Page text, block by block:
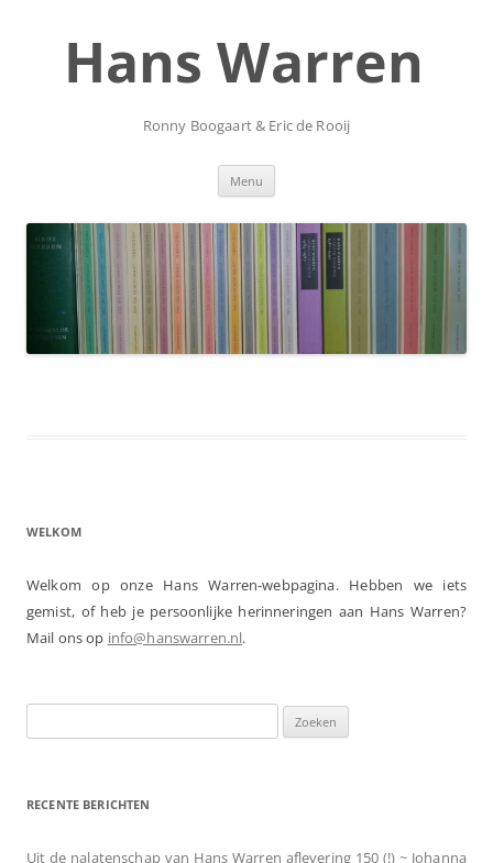
inhoudHans Warren
Ronny Boogaart & Eric de Rooij
Menu
WELKOM
Welkom op onze Hans Warren-webpagina. Hebben we iets
gemist, of heb je persoonlijke herinneringen aan Hans Warren?
Mail ons op info@hanswarren.nl.
naar:
RECENTE BERICHTEN
Uit de nalatenschap van Hans Warren aflevering 150 (!) ~ Johanna